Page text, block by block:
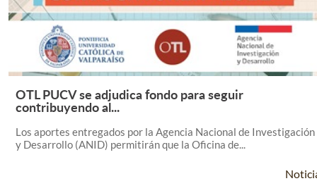
Leer Más +
OTL PUCV se adjudica fondo para seguir
contribuyendo al...
Los aportes entregados por la Agencia Nacional de Investigación
y Desarrollo (ANID) permitirán que la Oficina de...